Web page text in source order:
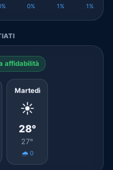
0% 1% 1%
affidabilità
Martedì
☀️
28°
27°
🌧️ 0